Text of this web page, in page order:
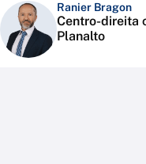
Ranier Bragon
Centro-direita
Planalto